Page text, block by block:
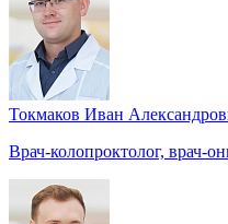
Токмаков Иван
Врач-колопроктолог, врач-